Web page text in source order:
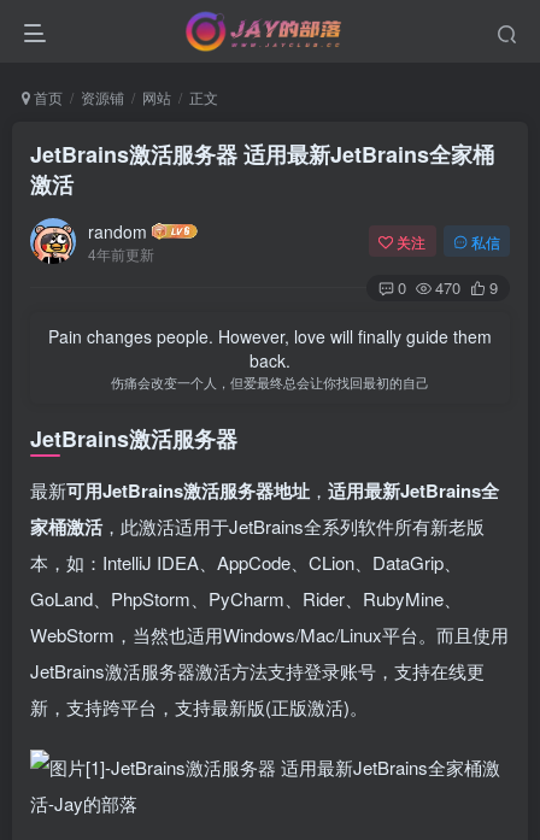
首页 资源铺 网站 正文
JetBrains激活服务器 适用最新JetBrains全家桶
激活
random
4年前更新
关注 私信
0 470 9
Pain changes people. However, love will finally guide them
back.
伤痛会改变一个人，但爱最终总会让你找回最初的自己
JetBrains激活服务器
最新可用JetBrains激活服务器地址 ， 适用最新JetBrains全
家桶激活，此激活适用于JetBrains全系列软件所有新老版
本，如：IntelliJ IDEA、AppCode、CLion、DataGrip、
GoLand、PhpStorm、PyCharm、Rider、RubyMine、
WebStorm，当然也适用Windows/Mac/Linux平台。而且使用
JetBrains激活服务器激活方法支持登录账号，支持在线更
新，支持跨平台，支持最新版(正版激活)。